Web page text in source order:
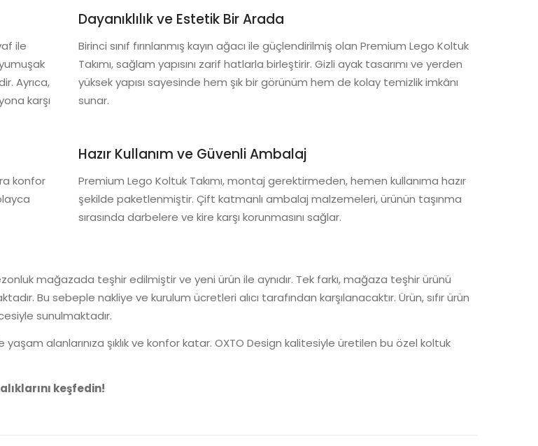
ile
Ayrıca,
karşı
Dayanıklılık ve Estetik Bir Arada
Birinci sınıf fırınlanmış kayın ağacı ile güçlendirilmiş olan Premium Lego Koltuk
Takımı, sağlam yapısını zarif hatlarla birleştirir. Gizli ayak tasarımı ve yerden
yüksek yapısı sayesinde hem şık bir görünüm hem de kolay temizlik imkânı
sunar.
konfor
Hazır Kullanım ve Güvenli Ambalaj
Premium Lego Koltuk Takımı, montaj gerektirmeden, hemen kullanıma hazır
şekilde paketlenmiştir. Çift katmanlı ambalaj malzemeleri, ürünün taşınma
sırasında darbelere ve kire karşı korunmasını sağlar.
mağazada teşhir edilmiştir ve yeni ürün ile aynıdır. Tek farkı, mağaza teşhir ürünü
Bu sebeple nakliye ve kurulum ücretleri alıcı tarafından karşılanacaktır. Ürün, sıfır ürün
sunulmaktadır.
alanlarınıza şıklık ve konfor katar. OXTO Design kalitesiyle üretilen bu özel koltuk
keşfedin!